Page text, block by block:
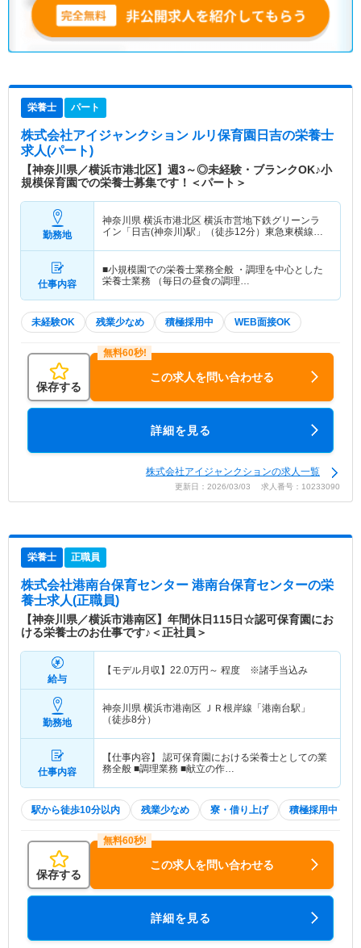
栄養士 パート
株式会社アイジャンクション ルリ保育園日吉の栄養士
求人(パート)
【神奈川県／横浜市港北区】週3～◎未経験・ブランクOK♪小
規模保育園での栄養士募集です！＜パート＞
勤務地
神奈川県 横浜市港北区 横浜市営地下鉄グリーンラ
イン「日吉(神奈川)駅」（徒歩12分）東急東横線
仕事内容
■小規模園での栄養士業務全般 ・調理を中心とした
栄養士業務 （毎日の昼食の調理…
未経験OK 残業少なめ 積極採用中 WEB面接OK
保存する
この求人を問い合わせる
詳細を見る
株式会社アイジャンクションの求人一覧
更新日：2026/03/03 求人番号：10233090
栄養士 正職員
株式会社港南台保育センター 港南台保育センターの栄
養士求人(正職員)
【神奈川県／横浜市港南区】年間休日115日☆認可保育園にお
ける栄養士のお仕事です♪＜正社員＞
給与
【モデル月収】 22.0万円～ 程度 ※諸手当込み
勤務地
神奈川県 横浜市港南区 ＪＲ根岸線「港南台駅」
（徒歩8分）
仕事内容
【仕事内容】 認可保育園における栄養士としての業
務全般 ■調理業務 ■献立の作…
駅から徒歩10分以内 残業少なめ 寮・借り上げ 積極採用中
保存する
この求人を問い合わせる
詳細を見る